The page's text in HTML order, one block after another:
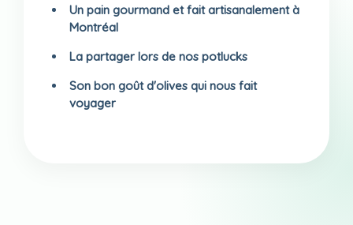
Un pain gourmand et fait artisanalement à
Montréal
La partager lors de nos potlucks
Son bon goût d'olives qui nous fait
voyager